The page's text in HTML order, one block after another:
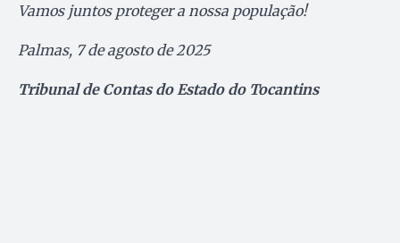
Vamos juntos proteger a nossa população!
Palmas, 7 de agosto de 2025
Tribunal de Contas do Estado do Tocantins